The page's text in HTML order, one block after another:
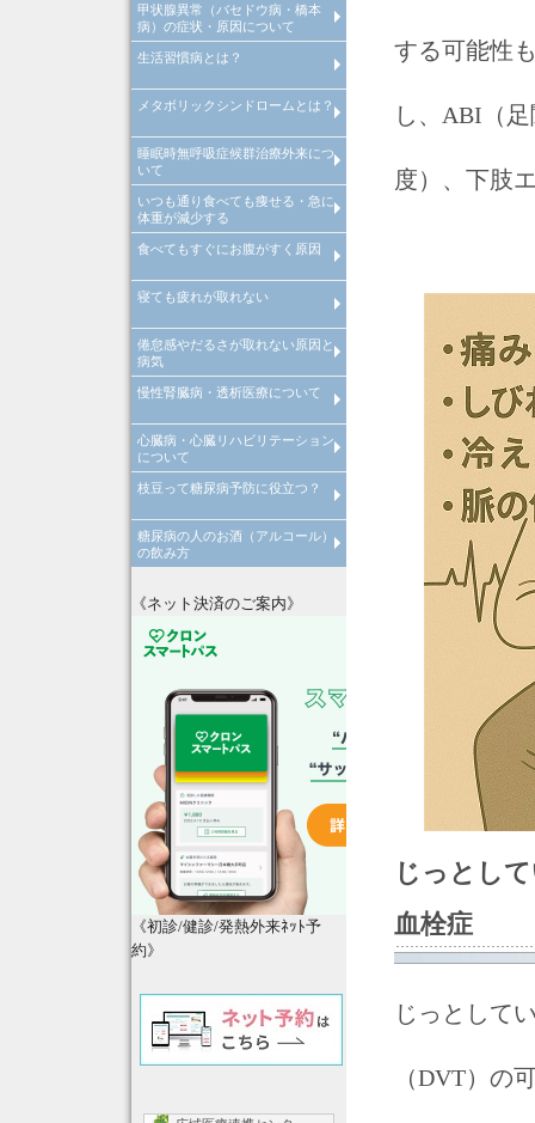
甲状腺異常（バセドウ病・橋本
病）の症状・原因について
>甲状腺異常（バセドウ病・橋
生活習慣病とは？
生活習慣病とは
メタボリックシンドロームとは？
診断基準や原因・改善・予防
睡眠時無呼吸症候群治療外来につ
いて
いつも通り食べても痩せる・急に
体重が減少する
食べてもすぐにお腹がすく原因
食べてもすぐにお腹がすく原
寝ても疲れが取れない
寝ても疲れが取れない病気・
倦怠感やだるさが取れない原因と
病気
倦怠感やだるさが取れない原
慢性腎臓病・透析医療について
慢性腎臓病について
心臓病・心臓リハビリテーション
について
心臓リハビリテーションにつ
枝豆って糖尿病予防に役立つ？
枝豆って糖尿病予防に役立つ？
糖尿病の人のお酒（アルコール）
の飲み方
糖尿病の人はお酒の飲みすぎ
《ネット決済のご案内》
《初診/健診/発熱外来ﾈｯﾄ予
約》
する可能性
し、ABI（
度）、下肢
じっとし
血栓症
じっとして
（DVT）の